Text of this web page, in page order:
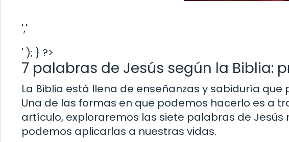
','
' ); } ?>
7 palabras de Jesús según la Biblia:
La Biblia está llena de enseñanzas y sabiduría
Una de las formas en que podemos hacerlo es a
artículo, exploraremos las siete palabras de Jesús
podemos aplicarlas a nuestras vidas.